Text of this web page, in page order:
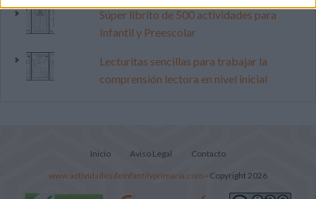
Súper librito de 500 actividades para
Infantil y Preescolar
Lecturitas sencillas para trabajar la
comprensión lectora en nivel inicial
Inicio Aviso Legal Contacto
www.actividadesdeinfantilyprimaria.com - Copyright 2026